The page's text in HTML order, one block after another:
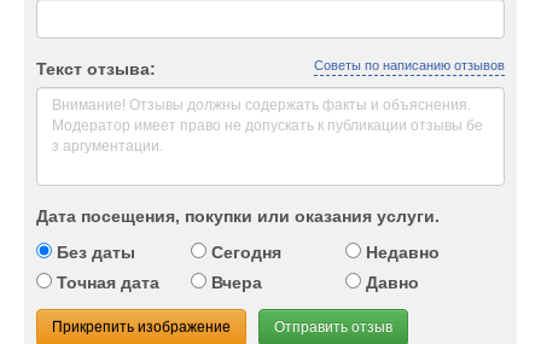
Текст отзыва: Советы по написанию отзывов
Дата посещения, покупки или оказания услуги.
Без даты
Сегодня
Недавно
Точная дата
Вчера Давно
Прикрепить изображение Отправить отзыв